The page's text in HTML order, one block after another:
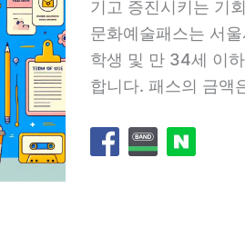
기고 증진시키는 기
문화예술패스는 서
학생 및 만 34세 이
합니다. 패스의 금액